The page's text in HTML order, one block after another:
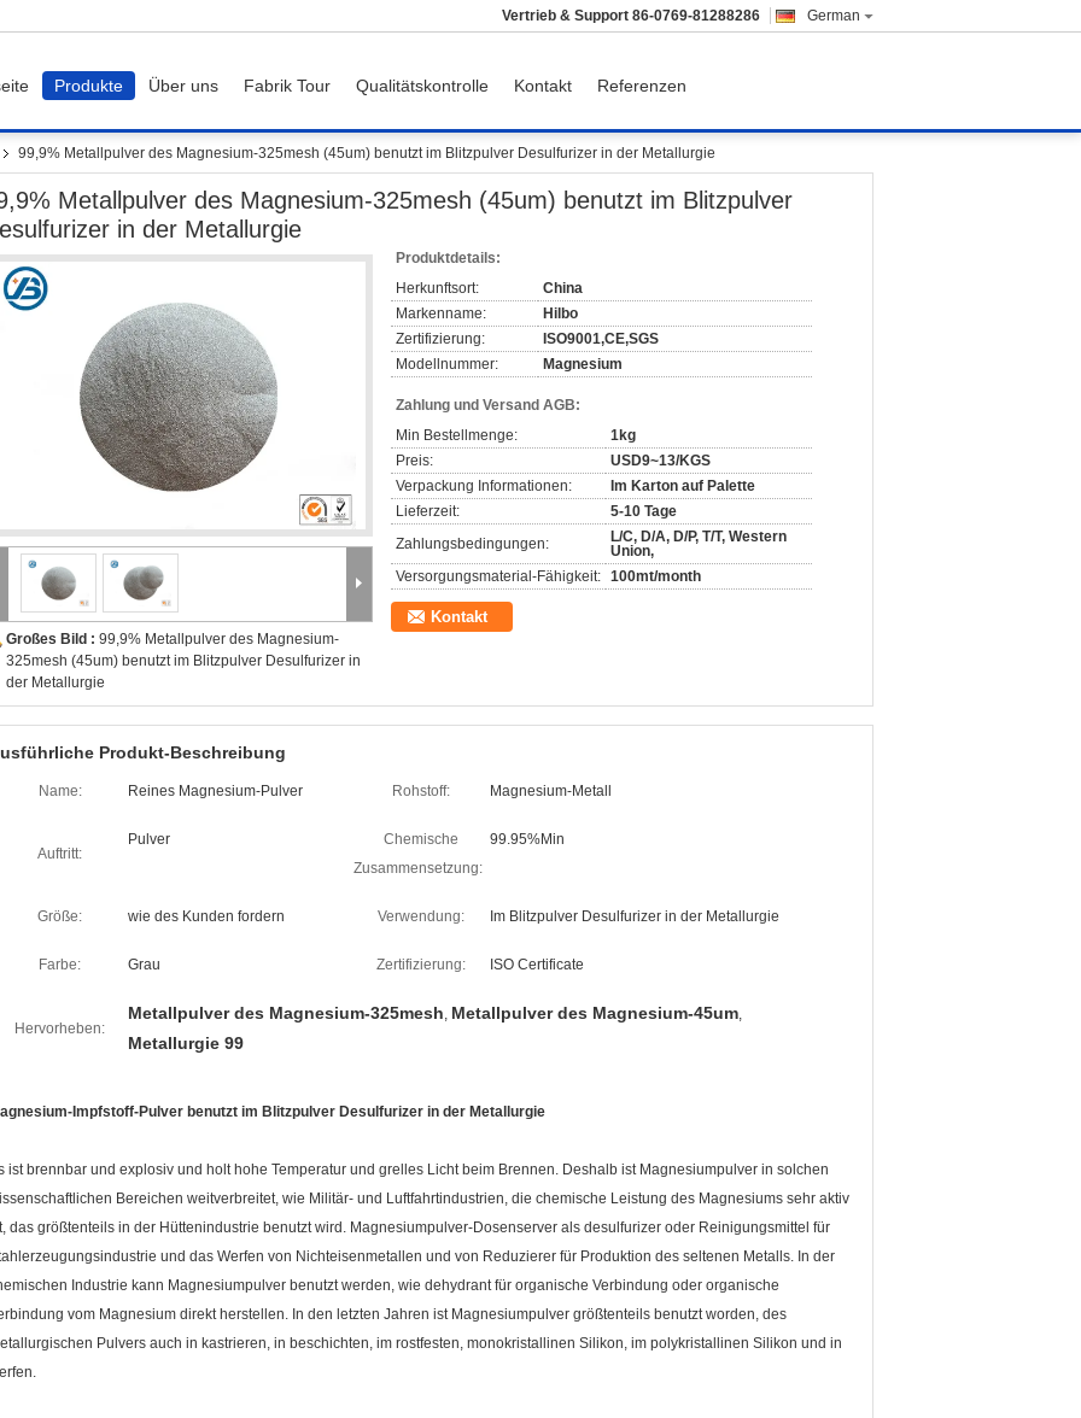
German
Vertrieb & Support 86-0769-81288286
Produkte Über uns Fabrik Tour Qualitätskontrolle Kontakt Referenzen
99,9% Metallpulver des Magnesium-325mesh (45um) benutzt im Blitzpulver Desulfurizer in der Metallurgie
Metallpulver des Magnesium-325mesh (45um) benutzt im Blitzpulver
in der Metallurgie
Großes Bild : 99,9% Metallpulver des Magnesium-
325mesh (45um) benutzt im Blitzpulver Desulfurizer in
der Metallurgie
Produktdetails:
Herkunftsort:
China
Markenname:
Hilbo
Zertifizierung:
ISO9001,CE,SGS
Modellnummer:
Magnesium
Zahlung und Versand AGB:
Min Bestellmenge:
1kg
Preis:
USD9~13/KGS
Verpackung Informationen:
Im Karton auf Palette
Lieferzeit:
5-10 Tage
Zahlungsbedingungen:
L/C, D/A, D/P, T/T, Western
Union,
Versorgungsmaterial-Fähigkeit: 100mt/month
Kontakt
Produkt-Beschreibung
Name: Reines Magnesium-Pulver Rohstoff: Magnesium-Metall
Auftritt:
Pulver
Chemische
Zusammensetzung:
99.95%Min
Größe: wie des Kunden fordern Verwendung: Im Blitzpulver Desulfurizer in der Metallurgie
Farbe: Grau Zertifizierung: ISO Certificate
Hervorheben:
Metallpulver des Magnesium-325mesh, Metallpulver des Magnesium-45um,
Metallurgie 99
Impfstoff-Pulver benutzt im Blitzpulver Desulfurizer in der Metallurgie
ist brennbar und explosiv und holt hohe Temperatur und grelles Licht beim Brennen. Deshalb ist Magnesiumpulver in solchen
Bereichen weitverbreitet, wie Militär- und Luftfahrtindustrien, die chemische Leistung des Magnesiums sehr aktiv
das größtenteils in der Hüttenindustrie benutzt wird. Magnesiumpulver-Dosenserver als desulfurizer oder Reinigungsmittel für
und das Werfen von Nichteisenmetallen und von Reduzierer für Produktion des seltenen Metalls. In der
Industrie kann Magnesiumpulver benutzt werden, wie dehydrant für organische Verbindung oder organische
vom Magnesium direkt herstellen. In den letzten Jahren ist Magnesiumpulver größtenteils benutzt worden, des
Pulvers auch in kastrieren, in beschichten, im rostfesten, monokristallinen Silikon, im polykristallinen Silikon und in